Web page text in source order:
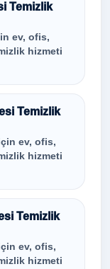
Temizlik
ev, ofis,
hizmeti
Temizlik
ev, ofis,
hizmeti
Temizlik
ev, ofis,
hizmeti